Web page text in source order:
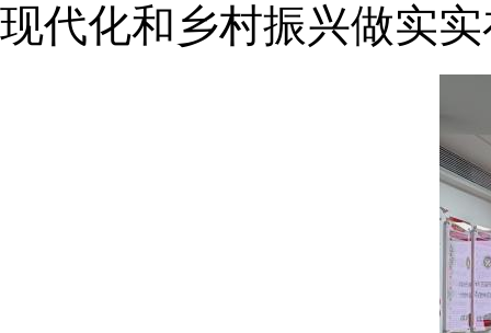
现代化和乡村振兴做实